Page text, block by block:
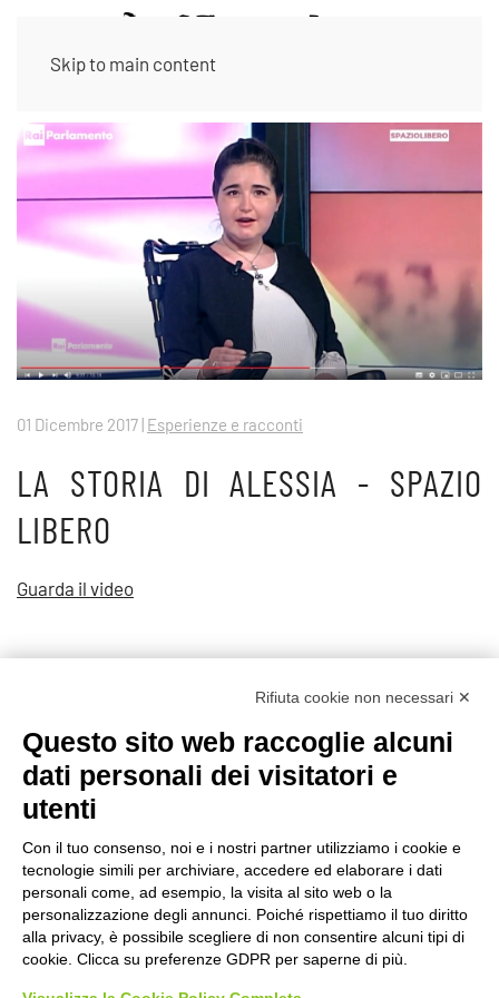
Skip to main content
01 Dicembre 2017| Esperienze e racconti
LA STORIA DI ALESSIA - SPAZIO
LIBERO
Guarda il video
Prec Avanti
©2020 GFBONLUS.IT - GRUPPO FAMILIARI BETA-SARCOGLICANOPATIE
+39 328 0075986 INFO@BETA-SARCOGLICANOPATIE.IT
VIA CIVASCA 112 23018TALAMONA - SO ITALIA
Rifiuta cookie non necessari ✕
Questo sito web raccoglie alcuni
dati personali dei visitatori e
utenti
Con il tuo consenso, noi e i nostri partner utilizziamo i cookie e
tecnologie simili per archiviare, accedere ed elaborare i dati
personali come, ad esempio, la visita al sito web o la
personalizzazione degli annunci. Poiché rispettiamo il tuo diritto
alla privacy, è possibile scegliere di non consentire alcuni tipi di
cookie. Clicca su preferenze GDPR per saperne di più.